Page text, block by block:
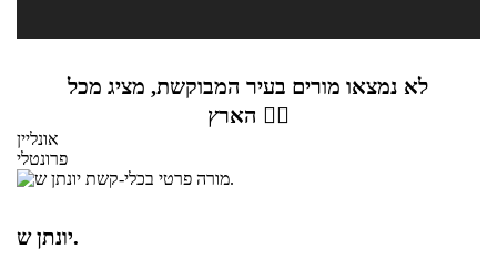
לא נמצאו מורים בעיר המבוקשת, מציג מכל
הארץ 👇🏼
אונליין
פרונטלי
יונתן ש.